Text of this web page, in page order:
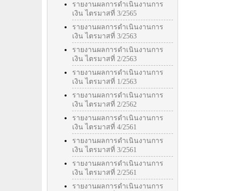
รายงานผลการดำเนินงานการ
เงิน ไตรมาสที่ 3/2565
รายงานผลการดำเนินงานการ
เงิน ไตรมาสที่ 3/2563
รายงานผลการดำเนินงานการ
เงิน ไตรมาสที่ 2/2563
รายงานผลการดำเนินงานการ
เงิน ไตรมาสที่ 1/2563
รายงานผลการดำเนินงานการ
เงิน ไตรมาสที่ 2/2562
รายงานผลการดำเนินงานการ
เงิน ไตรมาสที่ 4/2561
รายงานผลการดำเนินงานการ
เงิน ไตรมาสที่ 3/2561
รายงานผลการดำเนินงานการ
เงิน ไตรมาสที่ 2/2561
รายงานผลการดำเนินงานการ